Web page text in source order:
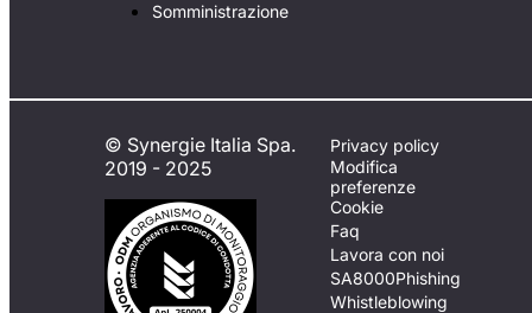
Somministrazione
© Synergie Italia Spa.
2019 - 2025
Privacy policy
Modifica
preferenze
Cookie
Faq
Lavora con noi
SA8000Phishing
Whistleblowing